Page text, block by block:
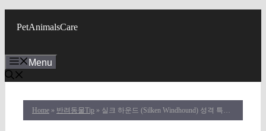
PetAnimalsCare
Menu
Home » 반려동물Tip » 실크 하운드 (Silken Windhound) 성격 특징 수명 기본정보 털빠짐 양육팁 총정리